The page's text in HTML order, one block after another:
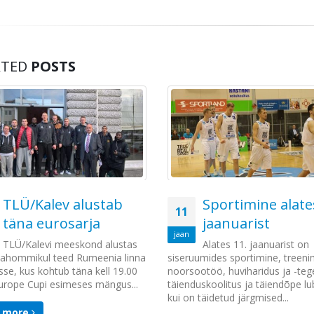
POSTS
TLÜ/Kalev alustab
täna eurosarja
TLÜ/Kalevi meeskond alustas
teed Rumeenia linna
kus kohtub täna kell 19.00
Cupi esimeses mängus...
11
jaan
Sportimine
jaanuarist
Alates 11. jaanuarist on
siseruumides sportimine,
noorsootöö, huviharidus ja -
täienduskoolitus ja täiendõpe
kui on täidetud järgmised...